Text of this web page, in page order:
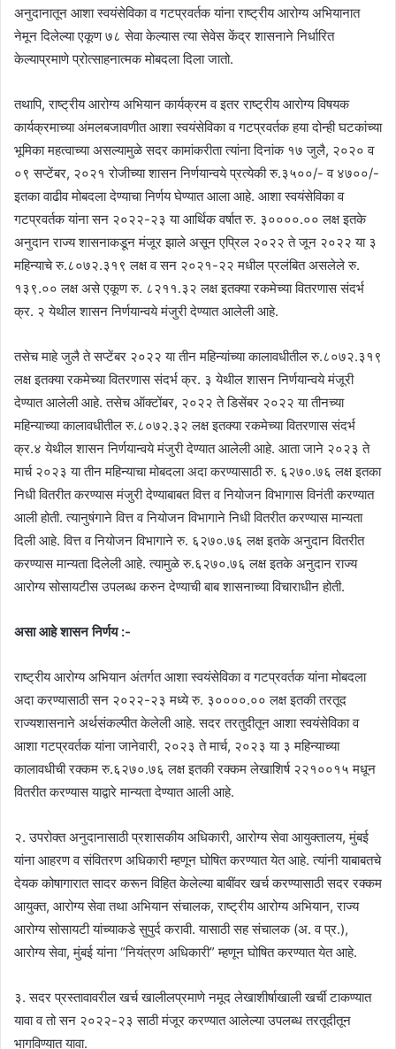
अनुदानातून आशा स्वयंसेविका व गटप्रवर्तक यांना राष्ट्रीय आरोग्य अभियानात
नेमून दिलेल्या एकूण ७८ सेवा केल्यास त्या सेवेस केंद्र शासनाने निर्धारित
केल्याप्रमाणे प्रोत्साहनात्मक मोबदला दिला जातो.
तथापि, राष्ट्रीय आरोग्य अभियान कार्यक्रम व इतर राष्ट्रीय आरोग्य विषयक
कार्यक्रमाच्या अंमलबजावणीत आशा स्वयंसेविका व गटप्रवर्तक हया दोन्ही घटकांच्या
भूमिका महत्वाच्या असल्यामुळे सदर कामांकरीता त्यांना दिनांक १७ जुलै, २०२० व
०९ सप्टेंबर, २०२१ रोजीच्या शासन निर्णयान्वये प्रत्येकी रु.३५००/- व ४७००/-
इतका वाढीव मोबदला देण्याचा निर्णय घेण्यात आला आहे. आशा स्वयंसेविका व
गटप्रवर्तक यांना सन २०२२-२३ या आर्थिक वर्षात रु. ३००००.०० लक्ष इतके
अनुदान राज्य शासनाकडून मंजूर झाले असून एप्रिल २०२२ ते जून २०२२ या ३
महिन्याचे रु.८०७२.३१९ लक्ष व सन २०२१-२२ मधील प्रलंबित असलेले रु.
१३९.०० लक्ष असे एकूण रु. ८२११.३२ लक्ष इतक्या रकमेच्या वितरणास संदर्भ
क्र. २ येथील शासन निर्णयान्वये मंजुरी देण्यात आलेली आहे.
तसेच माहे जुलै ते सप्टेंबर २०२२ या तीन महिन्यांच्या कालावधीतील रु.८०७२.३१९
लक्ष इतक्या रकमेच्या वितरणास संदर्भ क्र. ३ येथील शासन निर्णयान्वये मंजूरी
देण्यात आलेली आहे. तसेच ऑक्टोंबर, २०२२ ते डिसेंबर २०२२ या तीनच्या
महिन्याच्या कालावधीतील रु.८०७२.३२ लक्ष इतक्या रकमेच्या वितरणास संदर्भ
क्र.४ येथील शासन निर्णयान्वये मंजुरी देण्यात आलेली आहे. आता जाने २०२३ ते
मार्च २०२३ या तीन महिन्याचा मोबदला अदा करण्यासाठी रु. ६२७०.७६ लक्ष इतका
निधी वितरीत करण्यास मंजुरी देण्याबाबत वित्त व नियोजन विभागास विनंती करण्यात
आली होती. त्यानुषंगाने वित्त व नियोजन विभागाने निधी वितरीत करण्यास मान्यता
दिली आहे. वित्त व नियोजन विभागाने रु. ६२७०.७६ लक्ष इतके अनुदान वितरीत
करण्यास मान्यता दिलेली आहे. त्यामुळे रु.६२७०.७६ लक्ष इतके अनुदान राज्य
आरोग्य सोसायटीस उपलब्ध करुन देण्याची बाब शासनाच्या विचाराधीन होती.
असा आहे शासन निर्णय :-
राष्ट्रीय आरोग्य अभियान अंतर्गत आशा स्वयंसेविका व गटप्रवर्तक यांना मोबदला
अदा करण्यासाठी सन २०२२-२३ मध्ये रु. ३००००.०० लक्ष इतकी तरतूद
राज्यशासनाने अर्थसंकल्पीत केलेली आहे. सदर तरतुदीतून आशा स्वयंसेविका व
आशा गटप्रवर्तक यांना जानेवारी, २०२३ ते मार्च, २०२३ या ३ महिन्याच्या
कालावधीची रक्कम रु.६२७०.७६ लक्ष इतकी रक्कम लेखाशिर्ष २२१००१५ मधून
वितरीत करण्यास याद्वारे मान्यता देण्यात आली आहे.
२. उपरोक्त अनुदानासाठी प्रशासकीय अधिकारी, आरोग्य सेवा आयुक्तालय, मुंबई
यांना आहरण व संवितरण अधिकारी म्हणून घोषित करण्यात येत आहे. त्यांनी याबाबतचे
देयक कोषागारात सादर करून विहित केलेल्या बाबींवर खर्च करण्यासाठी सदर रक्कम
आयुक्त, आरोग्य सेवा तथा अभियान संचालक, राष्ट्रीय आरोग्य अभियान, राज्य
आरोग्य सोसायटी यांच्याकडे सुपुर्द करावी. यासाठी सह संचालक (अ. व प्र.),
आरोग्य सेवा, मुंबई यांना “नियंत्रण अधिकारी” म्हणून घोषित करण्यात येत आहे.
३. सदर प्रस्तावावरील खर्च खालीलप्रमाणे नमूद लेखाशीर्षाखाली खर्ची टाकण्यात
यावा व तो सन २०२२-२३ साठी मंजूर करण्यात आलेल्या उपलब्ध तरतूदीतून
भागविण्यात यावा.